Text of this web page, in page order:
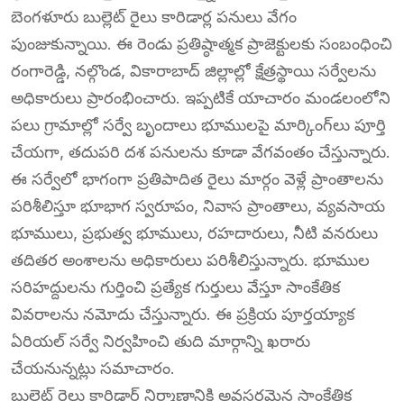
బెంగళూరు బుల్లెట్ రైలు కారిడార్ల పనులు వేగం
పుంజుకున్నాయి. ఈ రెండు ప్రతిష్ఠాత్మక ప్రాజెక్టులకు సంబంధించి
రంగారెడ్డి, నల్గొండ, వికారాబాద్ జిల్లాల్లో క్షేత్రస్థాయి సర్వేలను
అధికారులు ప్రారంభించారు. ఇప్పటికే యాచారం మండలంలోని
పలు గ్రామాల్లో సర్వే బృందాలు భూములపై మార్కింగ్‌లు పూర్తి
చేయగా, తదుపరి దశ పనులను కూడా వేగవంతం చేస్తున్నారు.
ఈ సర్వేలో భాగంగా ప్రతిపాదిత రైలు మార్గం వెళ్లే ప్రాంతాలను
పరిశీలిస్తూ భూభాగ స్వరూపం, నివాస ప్రాంతాలు, వ్యవసాయ
భూములు, ప్రభుత్వ భూములు, రహదారులు, నీటి వనరులు
తదితర అంశాలను అధికారులు పరిశీలిస్తున్నారు. భూముల
సరిహద్దులను గుర్తించి ప్రత్యేక గుర్తులు వేస్తూ సాంకేతిక
వివరాలను నమోదు చేస్తున్నారు. ఈ ప్రక్రియ పూర్తయ్యాక
ఏరియల్ సర్వే నిర్వహించి తుది మార్గాన్ని ఖరారు
చేయనున్నట్లు సమాచారం.
బుల్లెట్ రైలు కారిడార్ నిర్మాణానికి అవసరమైన సాంకేతిక